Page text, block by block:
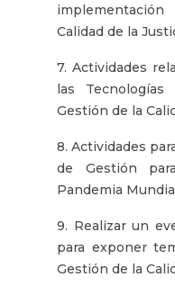
Calidad de la
7. Actividades
las
Gestión de la
8. Actividades
de Gestión
Pandemia
9. Realizar un
para exponer
Gestión de la